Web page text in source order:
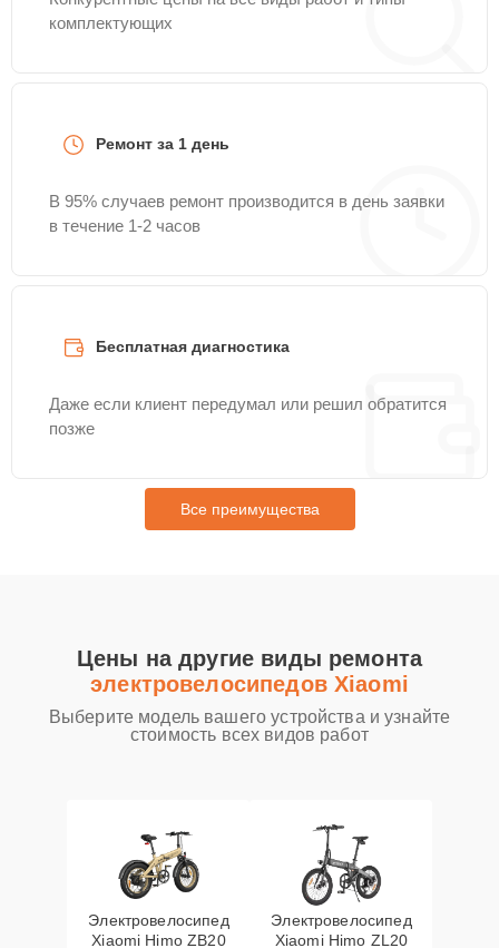
комплектующих
Ремонт за 1 день
В 95% случаев ремонт производится в день заявки
в течение 1-2 часов
Бесплатная диагностика
Даже если клиент передумал или решил обратится
позже
Все преимущества
Цены на другие виды ремонта
электровелосипедов Xiaomi
Выберите модель вашего устройства и узнайте
стоимость всех видов работ
Электровелосипед
Xiaomi Himo ZB20
Электровелосипед
Xiaomi Himo ZL20